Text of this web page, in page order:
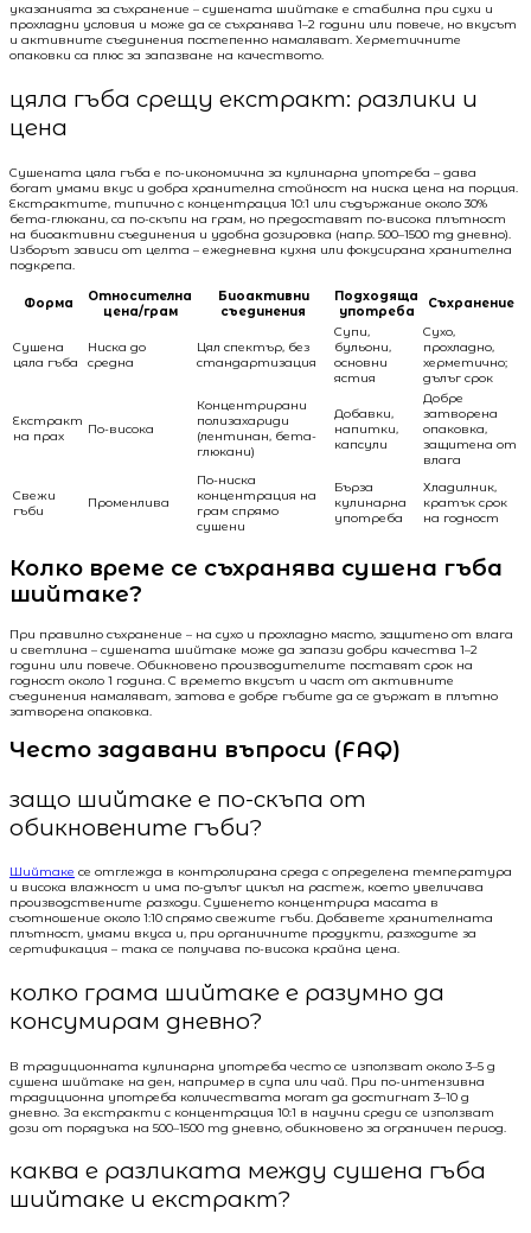
указанията за съхранение – сушената шийтаке е стабилна при сухи и
прохладни условия и може да се съхранява 1–2 години или повече, но вкусът
и активните съединения постепенно намаляват. Херметичните
опаковки са плюс за запазване на качеството.
цяла гъба срещу екстракт: разлики и
цена
Сушената цяла гъба е по-икономична за кулинарна употреба – дава
богат умами вкус и добра хранителна стойност на ниска цена на порция.
Екстрактите, типично с концентрация 10:1 или съдържание около 30%
бета-глюкани, са по-скъпи на грам, но предоставят по-висока плътност
на биоактивни съединения и удобна дозировка (напр. 500–1500 mg дневно).
Изборът зависи от целта – ежедневна кухня или фокусирана хранителна
подкрепа.
Форма
Относителна
цена/грам
Биоактивни
съединения
Подходяща
употреба
Съхранение
Сушена
цяла гъба
Ниска до
средна
Цял спектър, без
стандартизация
Супи,
бульони,
основни
ястия
Сухо,
прохладно,
херметично;
дълъг срок
Екстракт
на прах
По-висока
Концентрирани
полизахариди
(лентинан, бета-
глюкани)
Добавки,
напитки,
капсули
Добре
затворена
опаковка,
защитена от
влага
Свежи
гъби
Променлива
По-ниска
концентрация на
грам спрямо
сушени
Бърза
кулинарна
употреба
Хладилник,
кратък срок
на годност
Колко време се съхранява сушена гъба
шийтаке?
При правилно съхранение – на сухо и прохладно място, защитено от влага
и светлина – сушената шийтаке може да запази добри качества 1–2
години или повече. Обикновено производителите поставят срок на
годност около 1 година. С времето вкусът и част от активните
съединения намаляват, затова е добре гъбите да се държат в плътно
затворена опаковка.
Често задавани въпроси (FAQ)
защо шийтаке е по-скъпа от
обикновените гъби?
Шийтаке се отглежда в контролирана среда с определена температура
и висока влажност и има по-дълъг цикъл на растеж, което увеличава
производствените разходи. Сушенето концентрира масата в
съотношение около 1:10 спрямо свежите гъби. Добавете хранителната
плътност, умами вкуса и, при органичните продукти, разходите за
сертификация – така се получава по-висока крайна цена.
колко грама шийтаке е разумно да
консумирам дневно?
В традиционната кулинарна употреба често се използват около 3–5 g
сушена шийтаке на ден, например в супа или чай. При по-интензивна
традиционна употреба количествата могат да достигнат 3–10 g
дневно. За екстракти с концентрация 10:1 в научни среди се използват
дози от порядъка на 500–1500 mg дневно, обикновено за ограничен период.
каква е разликата между сушена гъба
шийтаке и екстракт?